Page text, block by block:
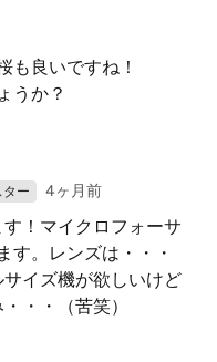
も良いですね！
うか？
ー 4ヶ月前
！マイクロフォーサ
す。レンズは・・・
イズ機が欲しいけど
・・（苦笑）